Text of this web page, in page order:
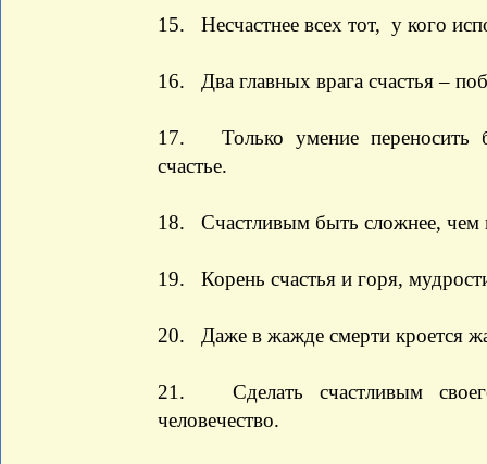
15. Несчастнее всех тот, у кого
16. Два главных врага счастья –
17. Только умение переносить
счастье.
18. Счастливым быть сложнее, чем
19. Корень счастья и горя,
20. Даже в жажде смерти кроется
21. Сделать счастливым
человечество.